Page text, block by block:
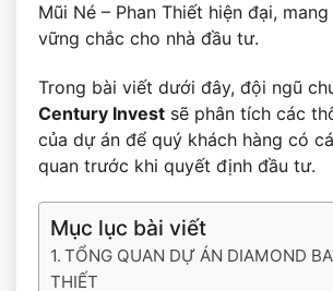
Mũi Né – Phan Thiết hiện đại,
vững chắc cho nhà đầu tư.
Trong bài viết dưới đây, đội ngũ
Century Invest sẽ phân tích các
của dự án để quý khách hàng có
quan trước khi quyết định đầu tư.
Mục lục bài viết
TỔNG QUAN DỰ ÁN DIAMOND
THIẾT